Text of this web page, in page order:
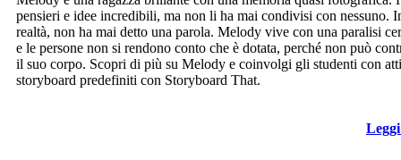
pensieri e idee incredibili, ma non li ha mai condivisi con nessuno.
realtà, non ha mai detto una parola. Melody vive con una paralisi
e le persone non si rendono conto che è dotata, perché non può
il suo corpo. Scopri di più su Melody e coinvolgi gli studenti con
storyboard predefiniti con Storyboard That.